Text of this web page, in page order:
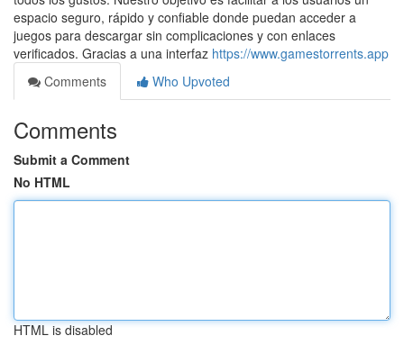
espacio seguro, rápido y confiable donde puedan acceder a
juegos para descargar sin complicaciones y con enlaces
verificados. Gracias a una interfaz https://www.gamestorrents.app
Comments
Who Upvoted
Comments
Submit a Comment
No HTML
HTML is disabled